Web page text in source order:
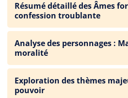
Résumé détaillé des Âmes
confession troublante
Analyse des personnages :
moralité
Exploration des thèmes
pouvoir